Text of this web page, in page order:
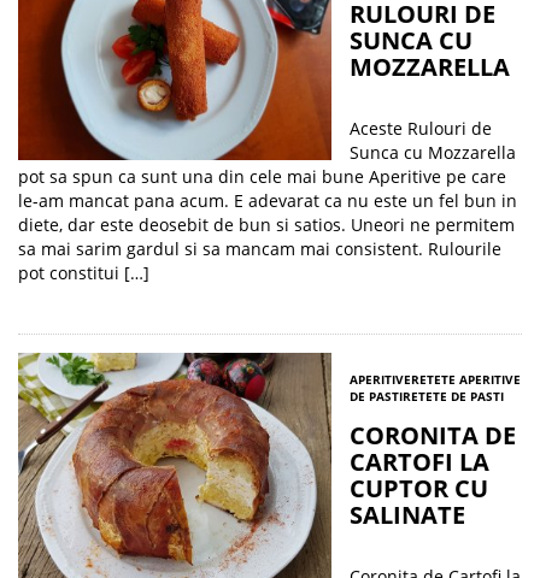
RULOURI DE
SUNCA CU
MOZZARELLA
Aceste Rulouri de
Sunca cu Mozzarella
pot sa spun ca sunt una din cele mai bune Aperitive pe care
le-am mancat pana acum. E adevarat ca nu este un fel bun in
diete, dar este deosebit de bun si satios. Uneori ne permitem
sa mai sarim gardul si sa mancam mai consistent. Rulourile
pot constitui […]
APERITIVERETETE APERITIVE
DE PASTIRETETE DE PASTI
CORONITA DE
CARTOFI LA
CUPTOR CU
SALINATE